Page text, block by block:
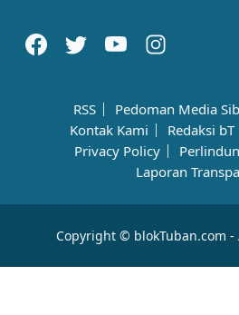
RSS Pedoman Media
Kontak Kami
Redaksi bT
Privacy Policy
Laporan
Copyright © blokTuban.com